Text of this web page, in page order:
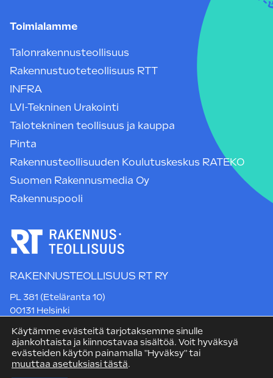
Toimialamme
Talonrakennusteollisuus
Rakennustuoteteollisuus RTT
INFRA
LVI-Tekninen Urakointi
Talotekninen teollisuus ja kauppa
Pinta
Rakennusteollisuuden Koulutuskeskus RATEKO
Suomen Rakennusmedia Oy
Rakennuspooli
RAKENNUSTEOLLISUUS RT RY
PL 381 (Eteläranta 10)
00131 Helsinki
rt@rakennusteollisuus.fi
Käytämme evästeitä tarjotaksemme sinulle
ajankohtaista ja kiinnostavaa sisältöä. Voit hyväksyä
evästeiden käytön painamalla "Hyväksy" tai
muuttaa asetuksiasi tästä.